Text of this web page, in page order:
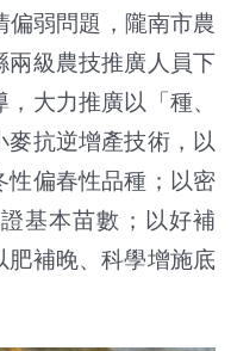
弱問題，隴南市農
兩級農技推廣人員下
大力推廣以「種、
麥抗逆增產技術，以
性偏春性品種；以密
基本苗數；以好補
肥補晚、科學增施底